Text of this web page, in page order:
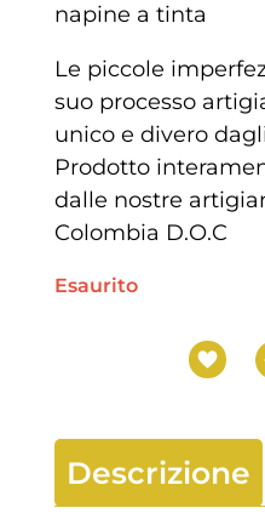
napine a tinta
Le piccole
suo processo
unico e divero
Prodotto
dalle nostre
Colombia D.O.C
Esaurito
Descrizione